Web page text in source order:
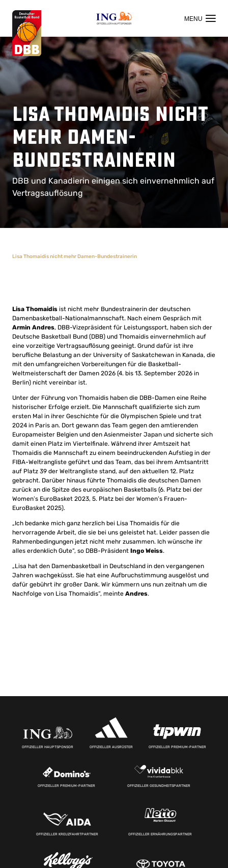
OFFIZIELLER HAUPTSPONSOR
Lisa Thomaidis nicht
mehr Damen-
Bundestrainerin
DBB und Kanadierin einigen sich einvernehmlich auf
Vertragsauflösung
Lisa Thomaidis nicht mehr Damen-Bundestrainerin
Lisa Thomaidis ist nicht mehr Bundestrainerin der deutschen
Damenbasketball-Nationalmannschaft. Nach einem Gespräch mit
Armin Andres, DBB-Vizepräsident für Leistungssport, haben sich der
Deutsche Basketball Bund (DBB) und Thomaidis einvernehmlich auf
eine vorzeitige Vertragsauflösung geeinigt. Grund dafür ist ihre
berufliche Belastung an der University of Saskatchewan in Kanada, die
mit den umfangreichen Vorbereitungen für die Basketball-
Weltmeisterschaft der Damen 2026 (4. bis 13. September 2026 in
Berlin) nicht vereinbar ist.
Unter der Führung von Thomaidis haben die DBB-Damen eine Reihe
historischer Erfolge erzielt. Die Mannschaft qualifizierte sich zum
ersten Mal in ihrer Geschichte für die Olympischen Spiele und trat
2024 in Paris an. Dort gewann das Team gegen den amtierenden
Europameister Belgien und den Asienmeister Japan und sicherte sich
damit einen Platz im Viertelfinale. Während ihrer Amtszeit hat
Thomaidis die Mannschaft zu einem beeindruckenden Aufstieg in der
FIBA-Weltrangliste geführt und das Team, das bei ihrem Amtsantritt
auf Platz 39 der Weltrangliste stand, auf den aktuellen 12. Platz
gebracht. Darüber hinaus führte Thomaidis die deutschen Damen
zurück an die Spitze des europäischen Basketballs (6. Platz bei der
Women’s EuroBasket 2023, 5. Platz bei der Women’s Frauen-
EuroBasket 2025).
„Ich bedanke mich ganz herzlich bei Lisa Thomaidis für die
hervorragende Arbeit, die sie bei uns geleistet hat. Leider passen die
Rahmenbedingungen jetzt nicht mehr zusammen. Ich wünsche ihr
alles erdenklich Gute“, so DBB-Präsident Ingo Weiss.
„Lisa hat den Damenbasketball in Deutschland in den vergangenen
Jahren wachgeküsst. Sie hat eine Aufbruchstimmung ausgelöst und
dafür gebührt ihr großer Dank. Wir kümmern uns nun zeitnah um die
Nachfolge von Lisa Thomaidis“, meinte Andres.
OFFIZIELLER HAUPTSPONSOR OFFIZIELLER AUSRÜSTER OFFIZIELLER PREMIUM-PARTNER
OFFIZIELLER PREMIUM-PARTNER OFFIZIELLER GESUNDHEITSPARTNER
OFFIZIELLER KREUZFAHRTPARTNER OFFIZIELLER ERNÄHRUNGSPARTNER